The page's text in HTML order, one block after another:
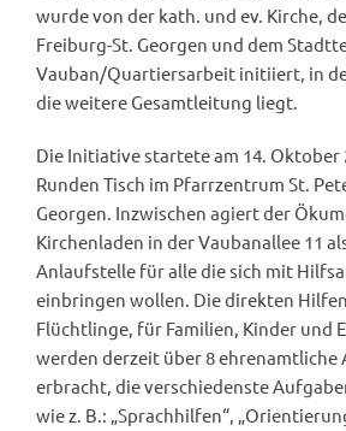
wurde von der kath. und ev. Kirche,
Freiburg-St. Georgen und dem
Vauban/Quartiersarbeit initiiert, in
die weitere Gesamtleitung liegt.
Die Initiative startete am 14. Oktober
Runden Tisch im Pfarrzentrum St.
Georgen. Inzwischen agiert der
Kirchenladen in der Vaubanallee 11
Anlaufstelle für alle die sich mit
einbringen wollen. Die direkten
Flüchtlinge, für Familien, Kinder und
werden derzeit über 8 ehrenamtliche
erbracht, die verschiedenste
wie z. B.: „Sprachhilfen“,